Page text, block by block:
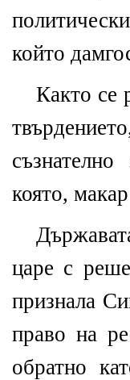
който
Както се
която,
царе с
признала
право на
обратно